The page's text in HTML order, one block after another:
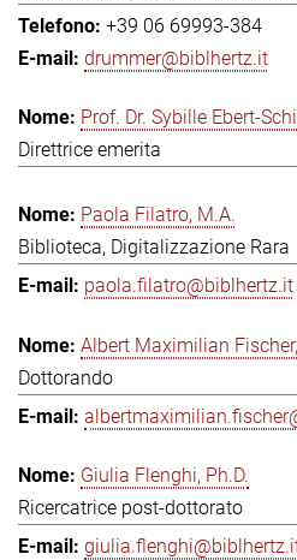
+39 06 69993-384
drummer@biblhertz.it
Prof. Dr. Sybille Ebert-
Direttrice emerita
Paola Filatro, M.A.
Biblioteca, Digitalizzazione Rara
paola.filatro@biblhertz.it
Albert Maximilian
Dottorando
Giulia Flenghi, Ph.D.
Ricercatrice post-dottorato